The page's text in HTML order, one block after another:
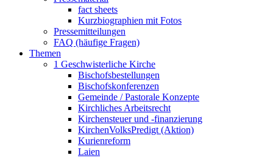
fact sheets
Kurzbiographien mit Fotos
Pressemitteilungen
FAQ (häufige Fragen)
Themen
1 Geschwisterliche Kirche
Bischofsbestellungen
Bischofskonferenzen
Gemeinde / Pastorale Konzepte
Kirchliches Arbeitsrecht
Kirchensteuer und -finanzierung
KirchenVolksPredigt (Aktion)
Kurienreform
Laien